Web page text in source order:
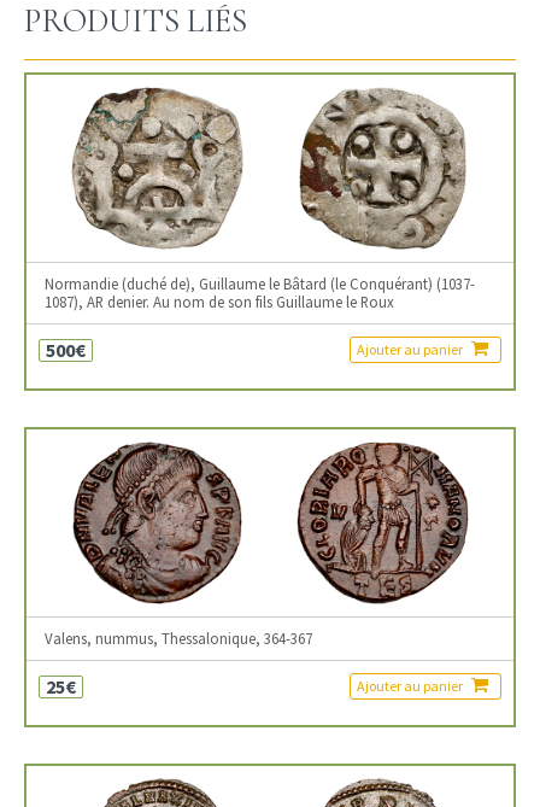
PRODUITS LIÉS
Normandie (duché de), Guillaume le Bâtard (le Conquérant) (1037-
1087), AR denier. Au nom de son fils Guillaume le Roux
500€ Ajouter au panier
Valens, nummus, Thessalonique, 364-367
25€ Ajouter au panier